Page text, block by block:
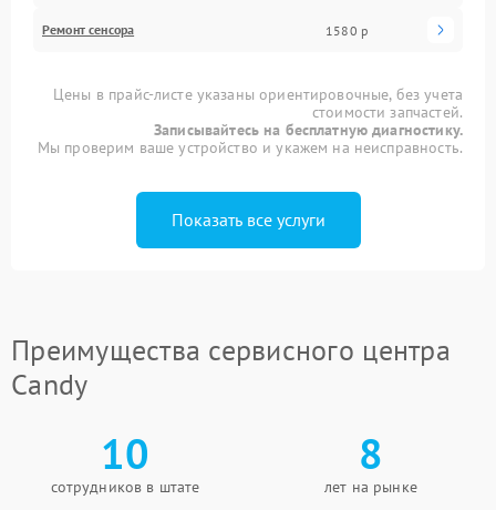
Ремонт сенсора 1580 р
Цены в прайс-листе указаны ориентировочные, без учета
стоимости запчастей.
Записывайтесь на бесплатную диагностику.
Мы проверим ваше устройство и укажем на неисправность.
Показать все услуги
Преимущества сервисного центра
Candy
10
сотрудников в штате
8
лет на рынке